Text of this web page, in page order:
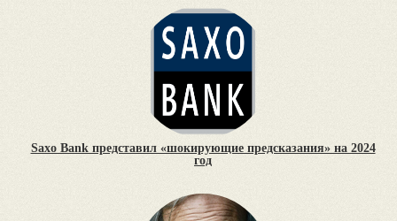
Saxo Bank представил «шокирующие предсказания» на 2024
год